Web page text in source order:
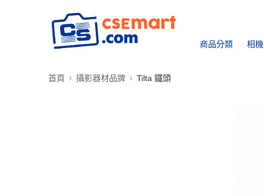
商品分類 相
首頁 攝影器材品牌 Tilta 鐵頭